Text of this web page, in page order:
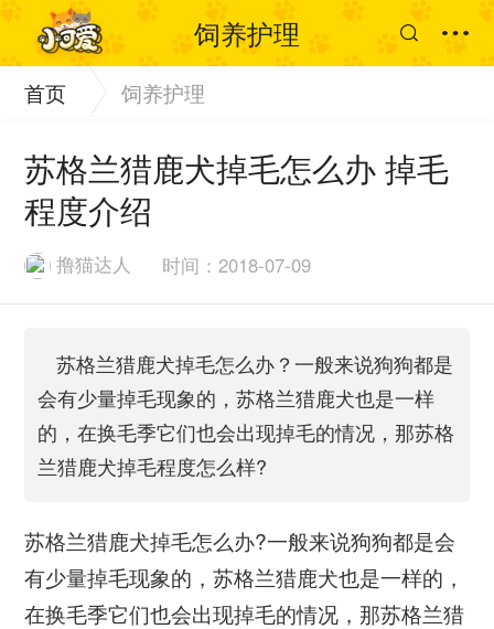
饲养护理
首页 饲养护理
苏格兰猎鹿犬掉毛怎么办 掉毛
程度介绍
撸猫达人 时间：2018-07-09
苏格兰猎鹿犬掉毛怎么办？一般来说狗狗都是
会有少量掉毛现象的，苏格兰猎鹿犬也是一样
的，在换毛季它们也会出现掉毛的情况，那苏格
兰猎鹿犬掉毛程度怎么样?
苏格兰猎鹿犬掉毛怎么办?一般来说狗狗都是会
有少量掉毛现象的，苏格兰猎鹿犬也是一样的，
在换毛季它们也会出现掉毛的情况，那苏格兰猎